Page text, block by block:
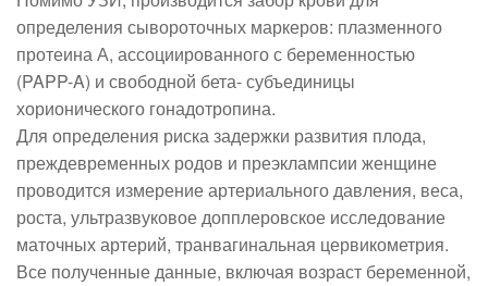
определения сывороточных маркеров: плазменного
протеина А, ассоциированного с беременностью
(PAPP-A) и свободной бета- субъединицы
хорионического гонадотропина.
Для определения риска задержки развития плода,
преждевременных родов и преэклампсии женщине
проводится измерение артериального давления, веса,
роста, ультразвуковое допплеровское исследование
маточных артерий, транвагинальная цервикометрия.
Все полученные данные, включая возраст беременной,